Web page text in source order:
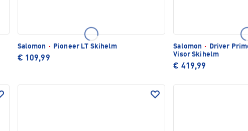
Salomon · Pioneer LT Skihelm
€ 109,99
Salomon ·
Driver
Visor Skihelm
€ 419,99